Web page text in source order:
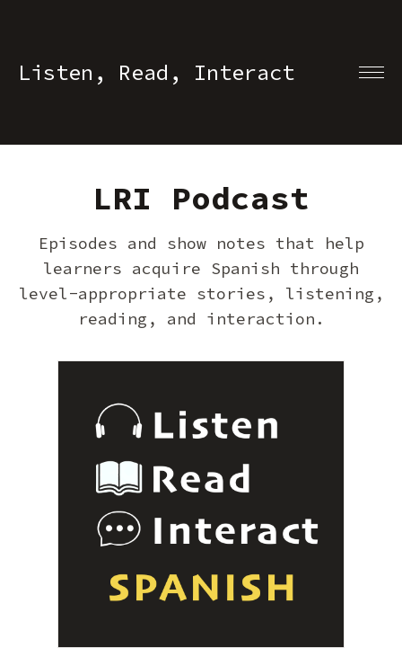
Listen, Read, Interact
LRI Podcast
Episodes and show notes that help
learners acquire Spanish through
level-appropriate stories, listening,
reading, and interaction.